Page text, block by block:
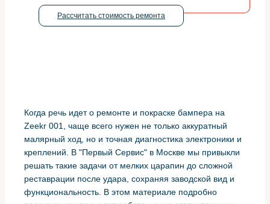
Рассчитать стоимость ремонта
Когда речь идет о ремонте и покраске бампера на
Zeekr 001, чаще всего нужен не только аккуратный
малярный ход, но и точная диагностика электроники и
креплений. В "Первый Сервис" в Москве мы привыкли
решать такие задачи от мелких царапин до сложной
реставрации после удара, сохраняя заводской вид и
функциональность. В этом материале подробно